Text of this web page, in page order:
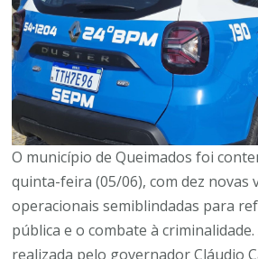
O município de Queimados foi
quinta-feira (05/06), com dez novas
operacionais semiblindadas para
pública e o combate à
realizada pelo governador Cláudio